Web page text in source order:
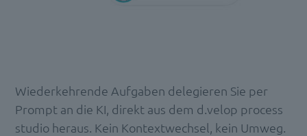
Wiederkehrende Aufgaben delegieren Sie per
Prompt an die KI, direkt aus dem d.velop process
studio heraus. Kein Kontextwechsel, kein Umweg.